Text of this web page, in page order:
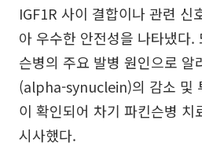
IGF1R 사이 결합이나 관련 신
아 우수한 안전성을 나타냈다.
슨병의 주요 발병 원인으로 알
(alpha-synuclein)의 감소 및
이 확인되어 차기 파킨슨병 치
시사했다.